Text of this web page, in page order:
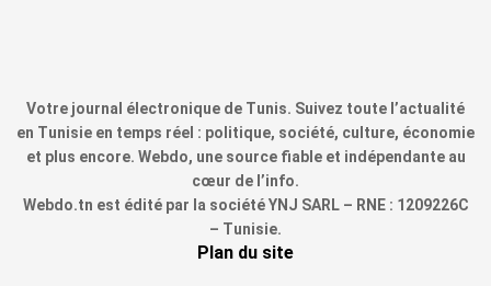
Votre journal électronique de Tunis. Suivez toute l’actualité
en Tunisie en temps réel : politique, société, culture, économie
et plus encore. Webdo, une source fiable et indépendante au
cœur de l’info.
Webdo.tn est édité par la société YNJ SARL – RNE : 1209226C
– Tunisie.
Plan du site